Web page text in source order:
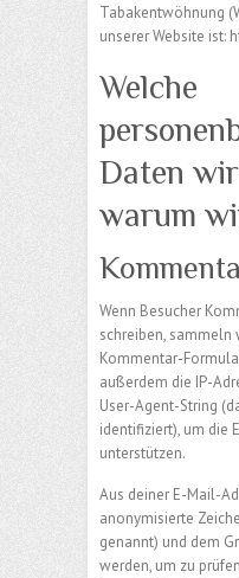
Tabakentwöhnung
unserer Website ist:
Welche
Daten
warum
Wenn Besucher
schreiben, sammeln
Kommentar-
außerdem die IP-
User-Agent-String
identifiziert), um die
unterstützen.
Aus deiner E-Mail-
anonymisierte
genannt) und dem
werden, um zu